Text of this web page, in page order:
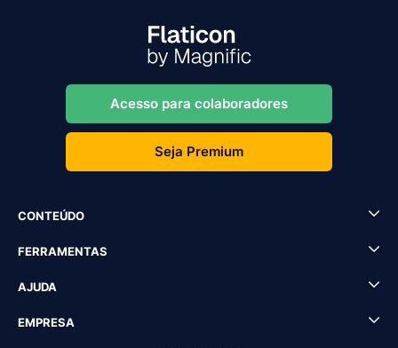
Acesso para colaboradores
Seja Premium
CONTEÚDO
FERRAMENTAS
AJUDA
EMPRESA